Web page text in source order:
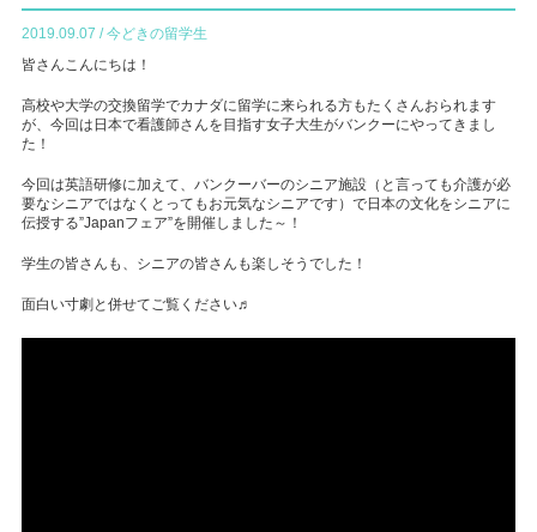
2019.09.07 / 今どきの留学生
皆さんこんにちは！
高校や大学の交換留学でカナダに留学に来られる方もたくさんおられます
が、今回は日本で看護師さんを目指す女子大生がバンクーにやってきまし
た！
今回は英語研修に加えて、バンクーバーのシニア施設（と言っても介護が必
要なシニアではなくとってもお元気なシニアです）で日本の文化をシニアに
伝授する”Japanフェア”を開催しました～！
学生の皆さんも、シニアの皆さんも楽しそうでした！
面白い寸劇と併せてご覧ください♬